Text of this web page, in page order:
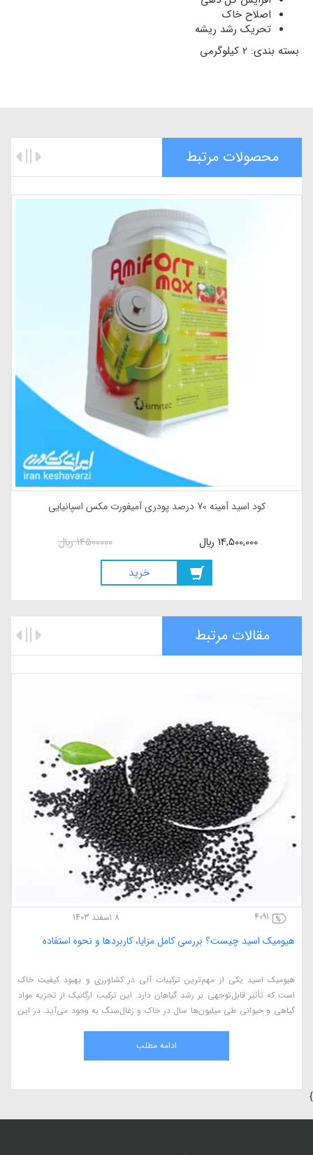
اصلاح خاک
تحریک رشد ریشه
بسته بندی: 2 کیلوگرمی
محصولات مرتبط
کود اسید آمینه 70 درصد پودری آمیفورت مکس اسپانیایی
14500000ريال 14,500,000 ريال
خريد
مقالات مرتبط
4091 8 اسفند 1403
هیومیک اسید چیست؟ بررسی کامل مزایا، کاربردها و نحوه استفاده
هیومیک اسید یکی از مهم‌ترین ترکیبات آلی در کشاورزی و بهبود کیفیت خاک
است که تأثیر قابل‌توجهی بر رشد گیاهان دارد. این ترکیب ارگانیک از تجزیه مواد
گیاهی و حیوانی طی میلیون‌ها سال در خاک و زغال‌سنگ به وجود می‌آید. در این
طبیعی و اثرات آن بر گیاهان می‌پردازیم.ادامه مطلب
}